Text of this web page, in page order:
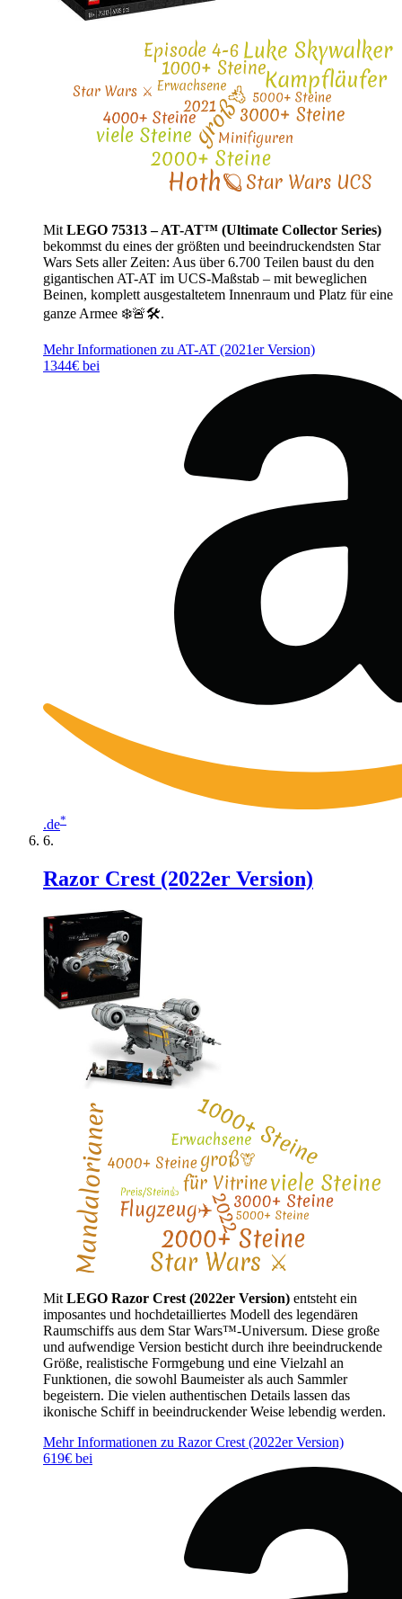
Mit LEGO 75313 – AT-AT™ (Ultimate Collector Series)
bekommst du eines der größten und beeindruckendsten Star
Wars Sets aller Zeiten: Aus über 6.700 Teilen baust du den
gigantischen AT-AT im UCS-Maßstab – mit beweglichen
Beinen, komplett ausgestaltetem Innenraum und Platz für eine
ganze Armee ❄️🚨🛠️.
Mehr Informationen zu AT-AT (2021er Version)
1344€ bei
.de*
Razor Crest (2022er Version)
Mit LEGO Razor Crest (2022er Version) entsteht ein
imposantes und hochdetailliertes Modell des legendären
Raumschiffs aus dem Star Wars™-Universum. Diese große
und aufwendige Version besticht durch ihre beeindruckende
Größe, realistische Formgebung und eine Vielzahl an
Funktionen, die sowohl Baumeister als auch Sammler
begeistern. Die vielen authentischen Details lassen das
ikonische Schiff in beeindruckender Weise lebendig werden.
Mehr Informationen zu Razor Crest (2022er Version)
619€ bei